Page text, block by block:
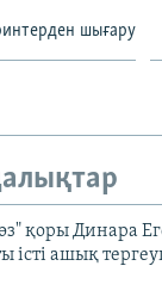
шығару
қоры Динара
істі ашық